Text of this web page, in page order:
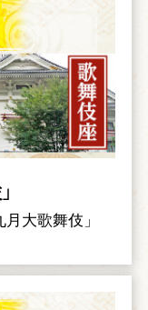
大歌舞伎」